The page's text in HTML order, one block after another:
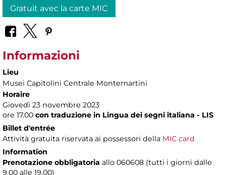
Gratuit avec la carte MIC
Informazioni
Lieu
Musei Capitolini Centrale Montemartini
Horaire
Giovedì 23 novembre 2023
ore 17.00 con traduzione in Lingua dei segni italiana - LIS
Billet d'entrée
Attività gratuita riservata ai possessori della MIC card
Information
Prenotazione obbligatoria allo 060608 (tutti i giorni dalle
9.00 alle 19.00)